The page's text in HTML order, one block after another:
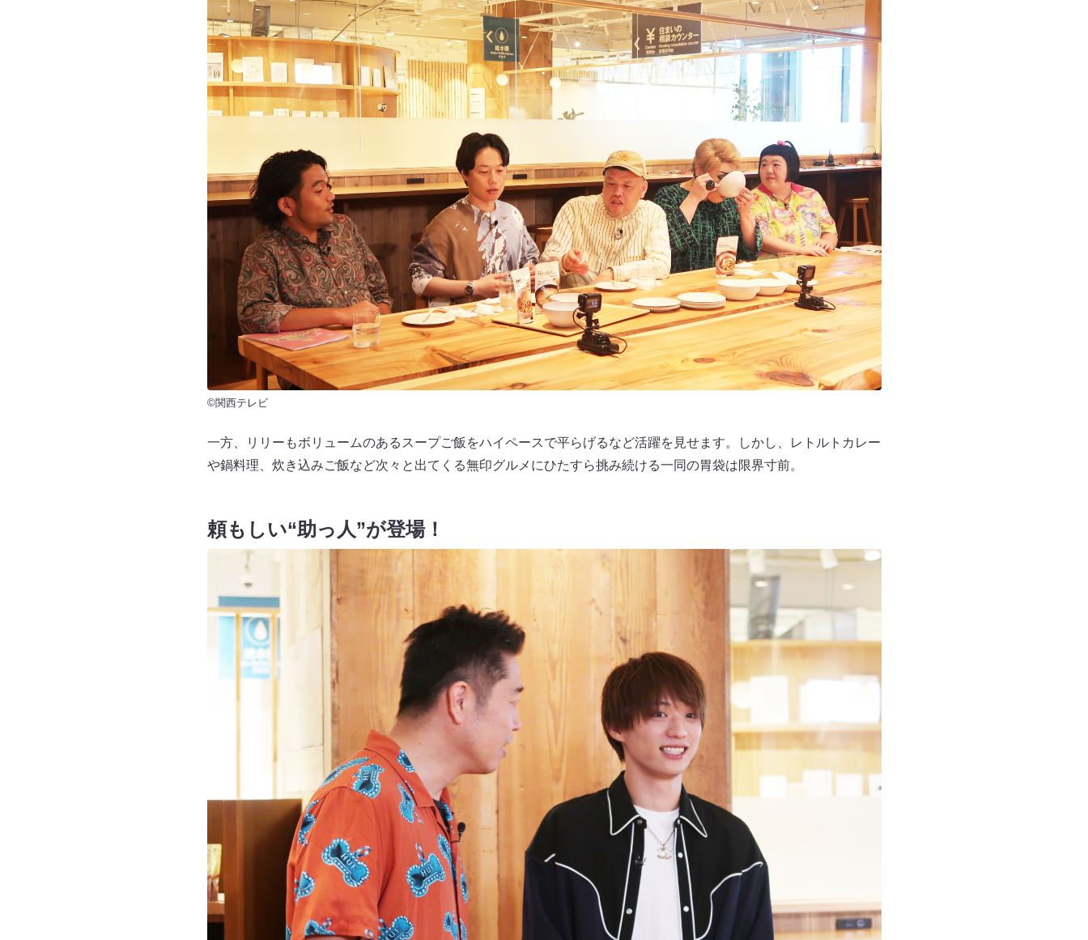
©関西テレビ
一方、リリーもボリュームのあるスープご飯をハイペースで平らげるなど活躍を見せます。しかし、レトルトカレー
や鍋料理、炊き込みご飯など次々と出てくる無印グルメにひたすら挑み続ける一同の胃袋は限界寸前。
頼もしい“助っ人”が登場！